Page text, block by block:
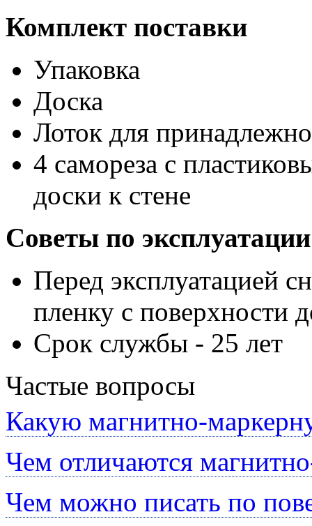
Комплект поставки
Упаковка
Доска
Лоток для
4 самореза с
доски к стене
Советы по
Перед эксплуатацией
пленку с поверхности
Срок службы - 25 лет
Частые вопросы
Какую магнитно-
Чем отличаются
Чем можно писать по